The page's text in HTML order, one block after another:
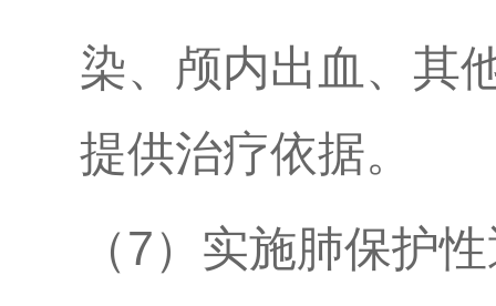
染、颅内出血、其
提供治疗依据。
（7）实施肺保护